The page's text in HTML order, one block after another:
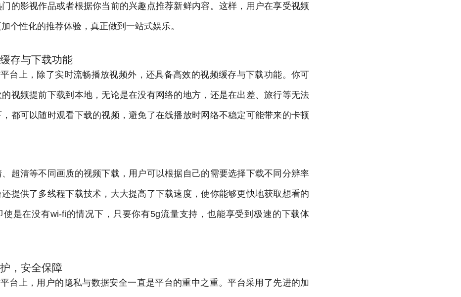
的影视作品或者根据你当前的兴趣点推荐新鲜内容。这样，用户在享受视频
个性化的推荐体验，真正做到一站式娱乐。
存与下载功能
平台上，除了实时流畅播放视频外，还具备高效的视频缓存与下载功能。你可
的视频提前下载到本地，无论是在没有网络的地方，还是在出差、旅行等无法
都可以随时观看下载的视频，避免了在线播放时网络不稳定可能带来的卡顿
超清等不同画质的视频下载，用户可以根据自己的需要选择下载不同分辨率
提供了多线程下载技术，大大提高了下载速度，使你能够更快地获取想看的
使是在没有wi-fi的情况下，只要你有5g流量支持，也能享受到极速的下载体
，安全保障
平台上，用户的隐私与数据安全一直是平台的重中之重。平台采用了先进的加